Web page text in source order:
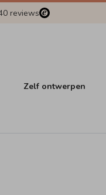
reviews
Zelf ontwerpen